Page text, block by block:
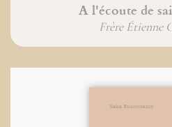
A l'écoute de
Frère Étienne